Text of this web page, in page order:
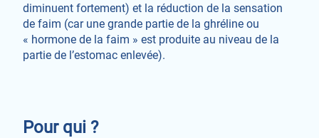
diminuent fortement) et la réduction de la sensation
de faim (car une grande partie de la ghréline ou
« hormone de la faim » est produite au niveau de la
partie de l’estomac enlevée).
Pour qui ?